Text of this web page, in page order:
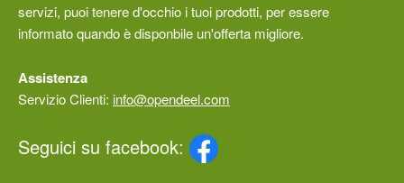
servizi, puoi tenere d'occhio i tuoi prodotti, per essere
informato quando è disponbile un'offerta migliore.
Assistenza
Servizio Clienti: info@opendeel.com
Seguici su facebook: